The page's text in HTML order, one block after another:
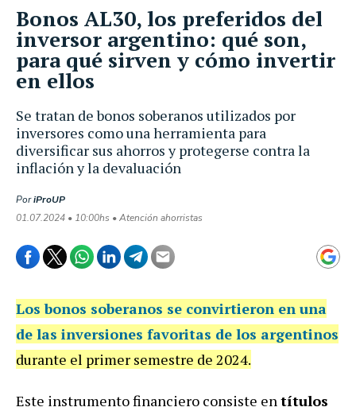
Se tratan de bonos soberanos utilizados por
inversores como una herramienta para
diversificar sus ahorros y protegerse contra la
inflación y la devaluación
PoriProUP
01.07.2024 • 10:00hs • Atención ahorristas
Bonos AL30, los preferidos del
inversor argentino: qué son,
para qué sirven y cómo invertir
en ellos
Los bonos soberanos se convirtieron en una
de las inversiones favoritas de los argentinos
durante el primer semestre de 2024.
Este instrumento financiero consiste entítulos